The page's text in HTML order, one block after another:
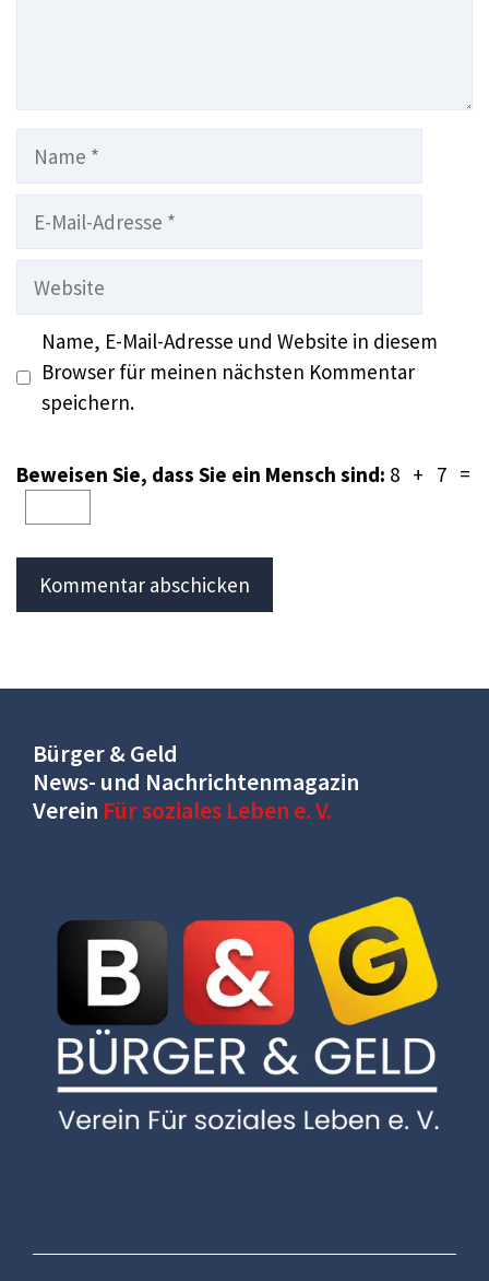
Name
Website
Name, E-Mail-Adresse und Website in diesem
Browser für meinen nächsten Kommentar
speichern.
Beweisen Sie, dass Sie ein Mensch sind: 8 + 7 =
Bürger & Geld
News- und Nachrichtenmagazin
Verein Für soziales Leben e. V.